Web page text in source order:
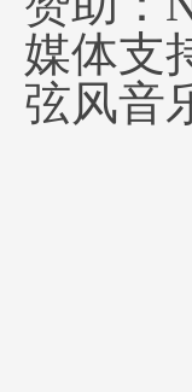
媒体支
弦风音